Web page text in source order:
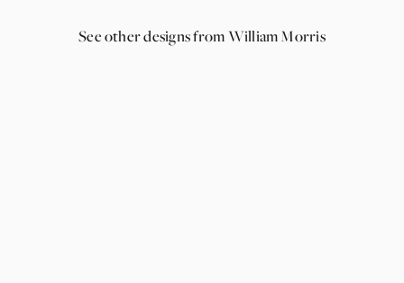
See other designs from William Morris